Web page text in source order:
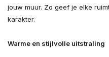
jouw muur. Zo geef je elke
karakter.
Warme en stijlvolle uitstraling